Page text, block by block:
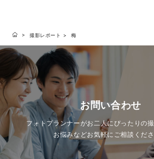
撮影レポート 梅
お問い合わせ
フォトプランナーがお二人にぴったりの
お悩みなどお気軽にご相談くだ